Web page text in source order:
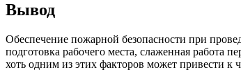
Вывод
Обеспечение пожарной безопасности при
подготовка рабочего места, слаженная работа
хоть одним из этих факторов может привести к